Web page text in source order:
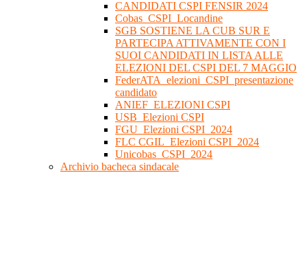
CANDIDATI CSPI FENSIR 2024
Cobas_CSPI_Locandine
SGB SOSTIENE LA CUB SUR E
PARTECIPA ATTIVAMENTE CON I
SUOI CANDIDATI IN LISTA ALLE
ELEZIONI DEL CSPI DEL 7 MAGGIO
FederATA_elezioni_CSPI_presentazione
candidato
ANIEF_ELEZIONI CSPI
USB_Elezioni CSPI
FGU_Elezioni CSPI_2024
FLC CGIL_Elezioni CSPI_2024
Unicobas_CSPI_2024
Archivio bacheca sindacale